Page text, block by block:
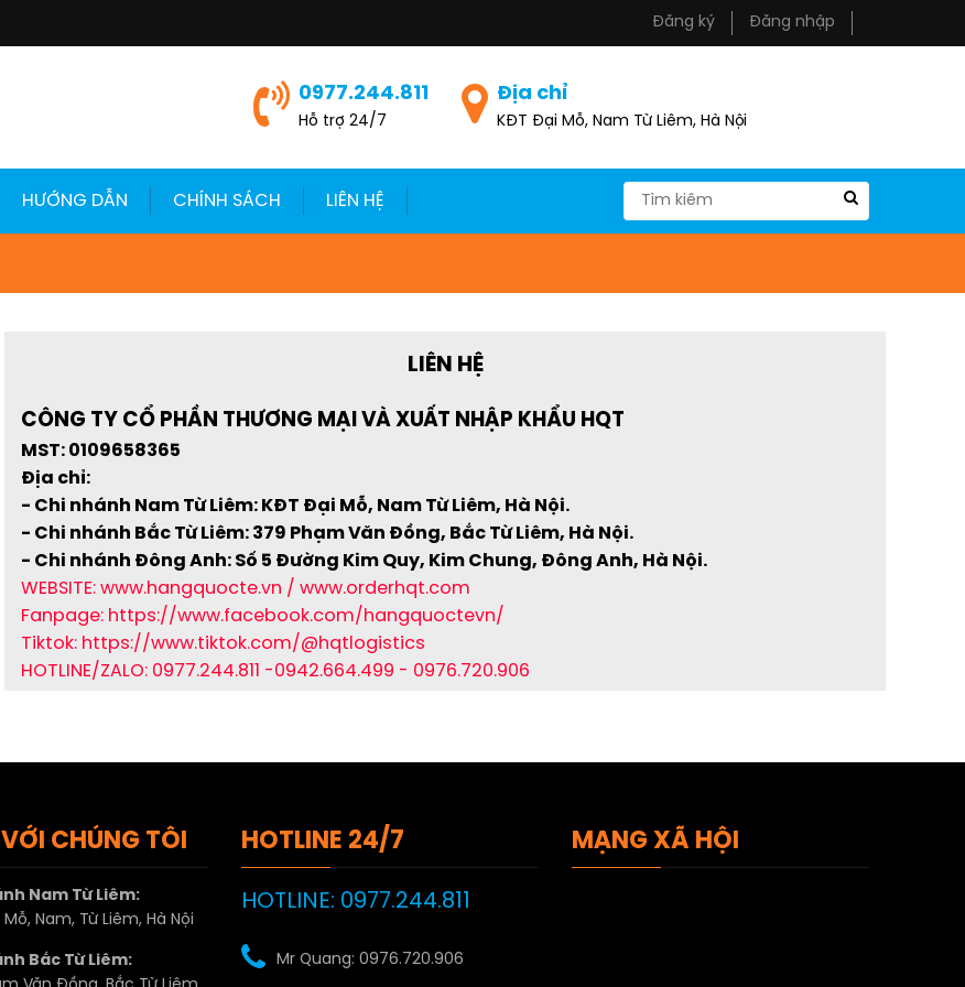
Đăng ký Đăng nhập
0977.244.811
Hỗ trợ 24/7
Địa chỉ
KĐT Đại Mỗ, Nam Từ Liêm, Hà Nội
HƯỚNG DẪN CHÍNH SÁCH LIÊN HỆ
LIÊN HỆ
CÔNG TY CỔ PHẦN THƯƠNG MẠI VÀ XUẤT NHẬP KHẨU HQT
MST: 0109658365
Địa chỉ:
- Chi nhánh Nam Từ Liêm: KĐT Đại Mỗ, Nam Từ Liêm, Hà Nội.
- Chi nhánh Bắc Từ Liêm: 379 Phạm Văn Đồng, Bắc Từ Liêm, Hà Nội.
- Chi nhánh Đông Anh: Số 5 Đường Kim Quy, Kim Chung, Đông Anh, Hà Nội.
WEBSITE: www.hangquocte.vn / www.orderhqt.com
Fanpage: https://www.facebook.com/hangquoctevn/
Tiktok: https://www.tiktok.com/@hqtlogistics
HOTLINE/ZALO: 0977.244.811 -0942.664.499 - 0976.720.906
VỚI CHÚNG TÔI
Nam Từ Liêm:
Nam, Từ Liêm, Hà Nội
Bắc Từ Liêm:
HOTLINE 24/7
HOTLINE: 0977.244.811
Mr Quang: 0976.720.906
MẠNG XÃ HỘI